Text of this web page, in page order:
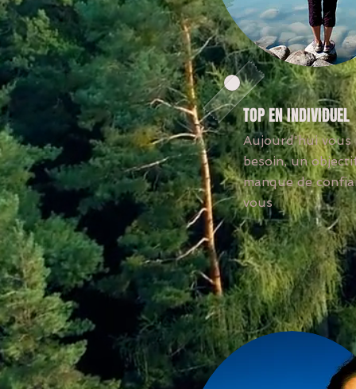
TOP EN INDIVIDUEL
Aujourd'hui vous
besoin, un
manque de
vous